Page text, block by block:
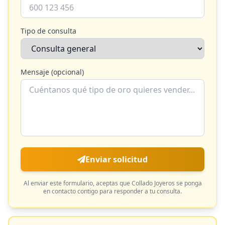
Tipo de consulta
Mensaje (opcional)
Enviar solicitud
Al enviar este formulario, aceptas que Collado Joyeros se ponga
en contacto contigo para responder a tu consulta.